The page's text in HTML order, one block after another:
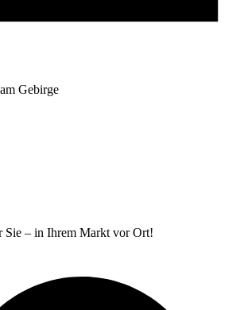
Gebirge
Sie – in Ihrem Markt vor Ort!